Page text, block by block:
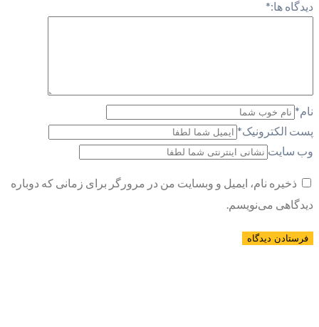
دیدگاه ها:*
نام*
پست الکترونیک*
وب سایت
ذخیره نام، ایمیل و وبسایت من در مرورگر برای زمانی که دوباره
دیدگاهی می‌نویسم.